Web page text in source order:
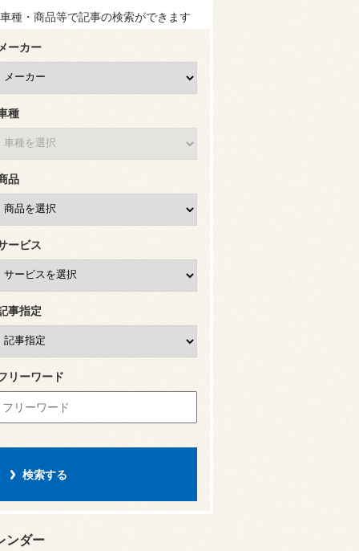
種・商品等で記事の検索ができます
ーカー
種
品
ービス
事指定
リーワード
ンダー